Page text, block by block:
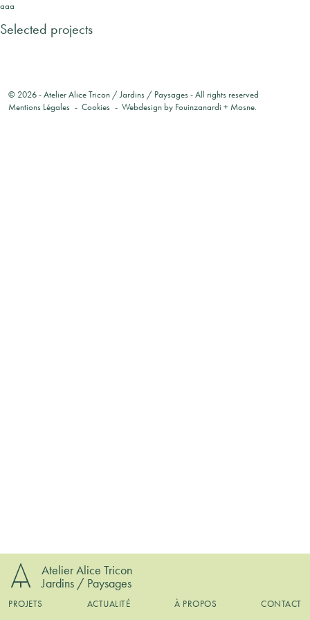
Atelier Alice Tricon
Jardins / Paysages
PROJETS ACTUALITÉ À PROPOS CONTACT
aaa
Selected projects
© 2026 -Atelier Alice Tricon / Jardins / Paysages- All rights reserved
Mentions Légales
Cookies Webdesign by Fouinzanardi + Mosne.